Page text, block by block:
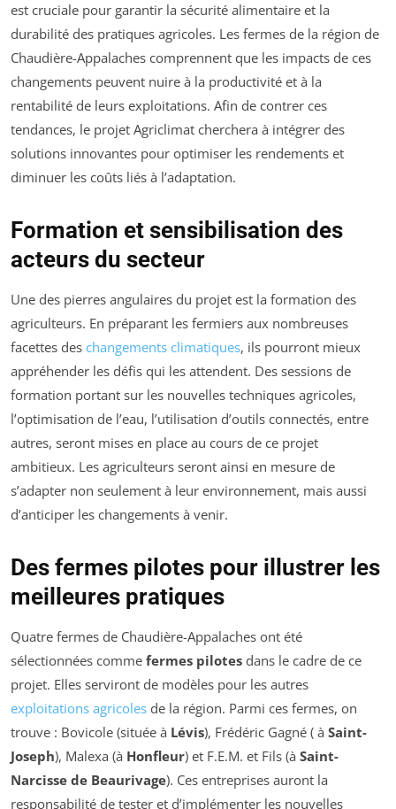
est cruciale pour garantir la sécurité alimentaire et la
durabilité des pratiques agricoles. Les fermes de la région de
Chaudière-Appalaches comprennent que les impacts de ces
changements peuvent nuire à la productivité et à la
rentabilité de leurs exploitations. Afin de contrer ces
tendances, le projet Agriclimat cherchera à intégrer des
solutions innovantes pour optimiser les rendements et
diminuer les coûts liés à l’adaptation.
Formation et sensibilisation des
acteurs du secteur
Une des pierres angulaires du projet est la formation des
agriculteurs. En préparant les fermiers aux nombreuses
facettes des changements climatiques, ils pourront mieux
appréhender les défis qui les attendent. Des sessions de
formation portant sur les nouvelles techniques agricoles,
l’optimisation de l’eau, l’utilisation d’outils connectés, entre
autres, seront mises en place au cours de ce projet
ambitieux. Les agriculteurs seront ainsi en mesure de
s’adapter non seulement à leur environnement, mais aussi
d’anticiper les changements à venir.
Des fermes pilotes pour illustrer les
meilleures pratiques
Quatre fermes de Chaudière-Appalaches ont été
sélectionnées comme fermes pilotes dans le cadre de ce
projet. Elles serviront de modèles pour les autres
exploitations agricoles de la région. Parmi ces fermes, on
trouve : Bovicole (située à Lévis), Frédéric Gagné ( à Saint-
Joseph), Malexa (à Honfleur) et F.E.M. et Fils (à Saint-
Narcisse de Beaurivage). Ces entreprises auront la
responsabilité de tester et d’implémenter les nouvelles